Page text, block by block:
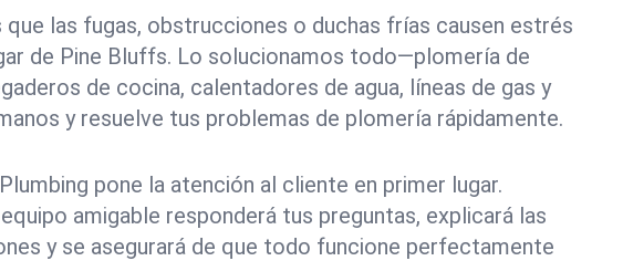
que las fugas, obstrucciones o duchas frías causen estrés
de Pine Bluffs. Lo solucionamos todo—plomería de
de cocina, calentadores de agua, líneas de gas y
y resuelve tus problemas de plomería rápidamente.
pone la atención al cliente en primer lugar.
amigable responderá tus preguntas, explicará las
y se asegurará de que todo funcione perfectamente